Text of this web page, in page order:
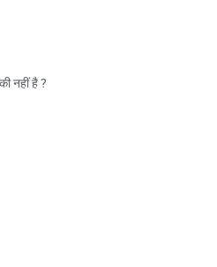
नहीं है ?